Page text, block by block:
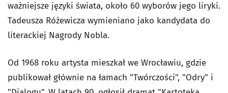
ważniejsze języki świata, około 60 wyborów jego liryki.
Tadeusza Różewicza wymieniano jako kandydata do
literackiej Nagrody Nobla.
Od 1968 roku artysta mieszkał we Wrocławiu, gdzie
publikował głównie na łamach "Twórczości", "Odry" i